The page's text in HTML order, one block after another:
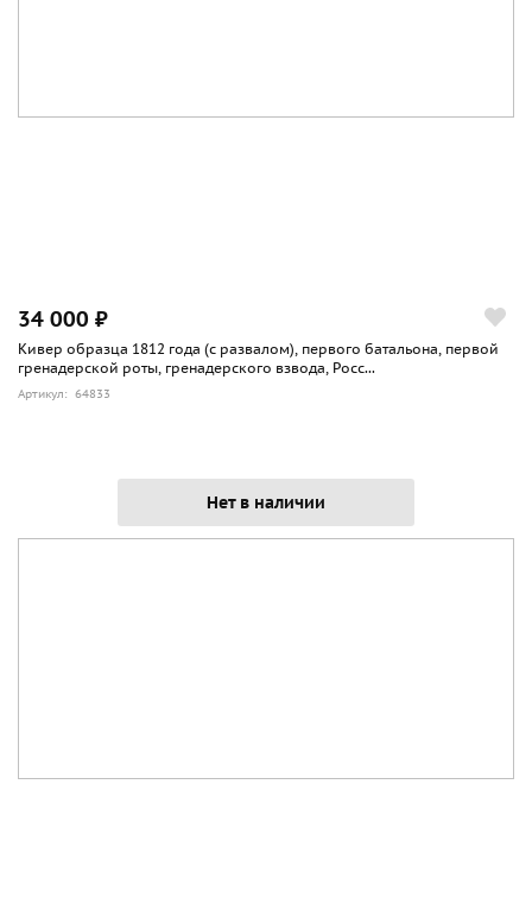
34 000 ₽
Кивер образца 1812 года (с развалом), первого батальона, первой
гренадерской роты, гренадерского взвода, Росс...
Артикул: 64833
Нет в наличии